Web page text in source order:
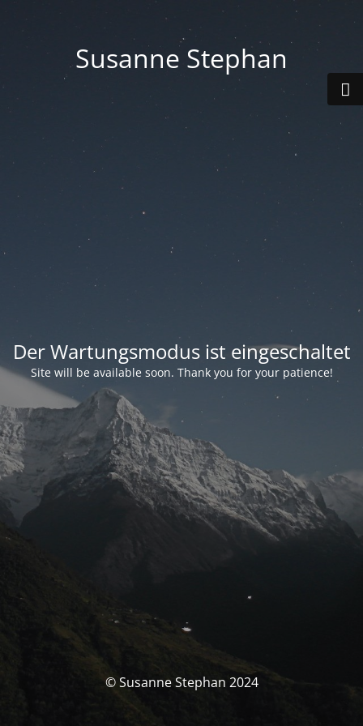
Susanne Stephan
Der Wartungsmodus ist eingeschaltet
Site will be available soon. Thank you for your patience!
© Susanne Stephan 2024